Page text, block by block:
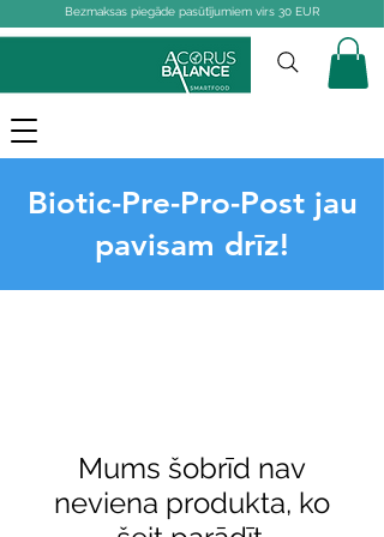
Bezmaksas piegāde pasūtījumiem virs 30 EUR
Biotic-Pre-Pro-Post jau
pavisam drīz!
Mums šobrīd nav
neviena produkta, ko